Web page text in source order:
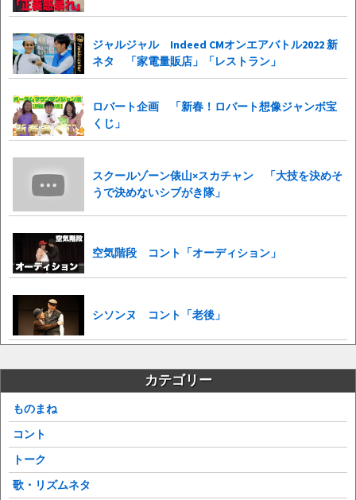
ジャルジャル Indeed CMオンエアバトル2022 新
ネタ 「家電量販店」「レストラン」
ロバート企画 「新春！ロバート想像ジャンボ宝
くじ」
スクールゾーン俵山×スカチャン 「大技を決めそ
うで決めないシブがき隊」
空気階段 コント「オーディション」
シソンヌ コント「老後」
カテゴリー
ものまね
コント
トーク
歌・リズムネタ